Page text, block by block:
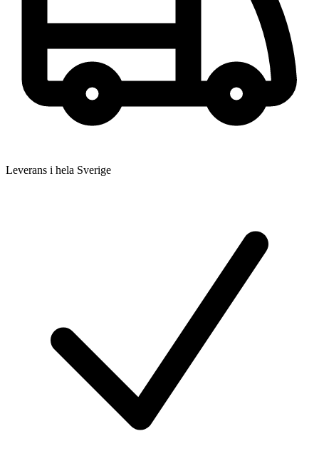
Leverans i hela Sverige